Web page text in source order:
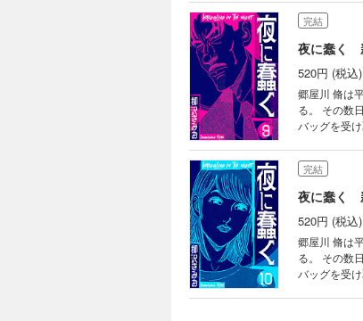
はできず、
くなるばかりだった。 【目次】 第52話 部屋の前 第53話 王様
話 乱れる
完結
夜に蠢く
520円 (税込)
郷屋川 脩は
る。 その数
バッグを受け取った
に入った郷
次】 第59
意外
完結
夜に蠢く
520円 (税込)
郷屋川 脩は
る。 その数
バッグを受け取った